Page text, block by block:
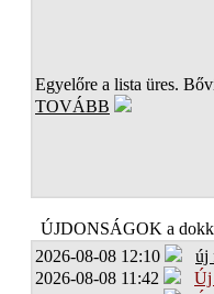
Egyelőre a lista üres.
TOVÁBB
ÚJDONSÁGOK a
2026-08-08 12:10
új
2026-08-08 11:42
Új